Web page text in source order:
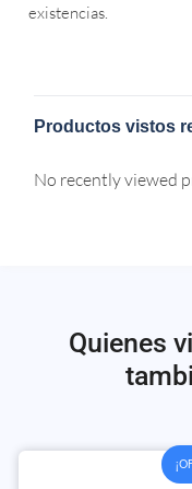
existencias.
Productos vistos
No recently viewed
Quienes